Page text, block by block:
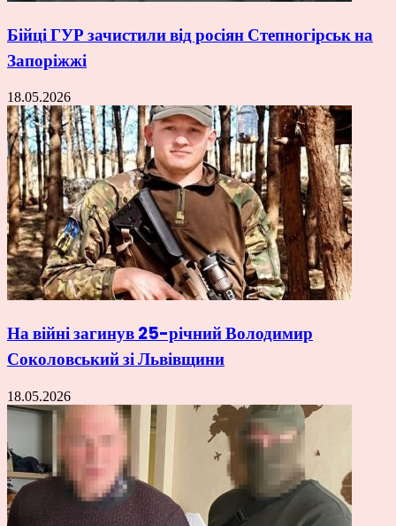
Бійці ГУР зачистили від росіян Степногірськ на
Запоріжжі
18.05.2026
На війні загинув 25-річний Володимир
Соколовський зі Львівщини
18.05.2026